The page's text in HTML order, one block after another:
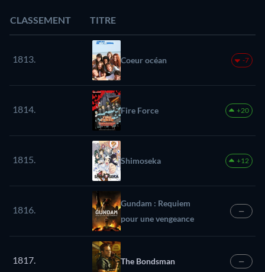
CLASSEMENT TITRE
1813. Coeur océan -7
1814. Fire Force +20
1815. Shimoseka +12
1816.
Gundam : Requiem
pour une vengeance
—
1817. The Bondsman —